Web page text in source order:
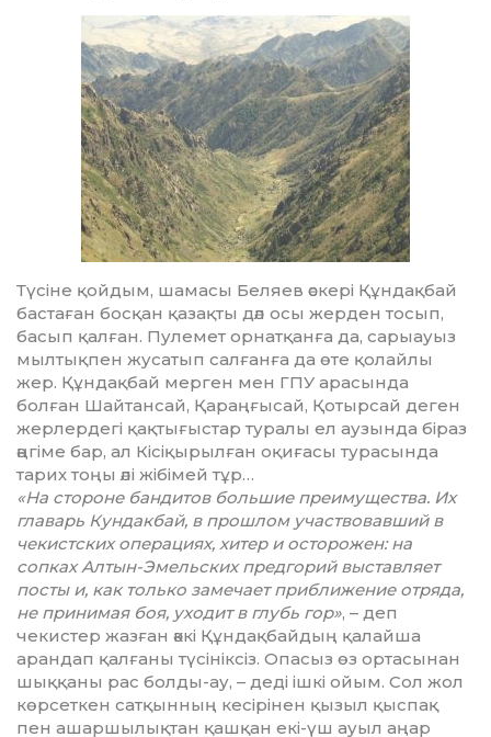
Түсіне қойдым, шамасы Беляев әскері Құндақбай
бастаған босқан қазақты дәл осы жерден тосып,
басып қалған. Пулемет орнатқанға да, сарыауыз
мылтықпен жусатып салғанға да өте қолайлы
жер. Құн­дақбай мерген мен ГПУ арасында
болған Шайтансай, Қараңғысай, Қотырсай деген
жерлердегі қақты­ғыстар туралы ел аузында біраз
әң­гіме бар, ал Кісіқырылған оқи­ғасы турасында
тарих тоңы әлі жібімей тұр…
«На стороне бандитов большие преимущества. Их
главарь Кундак­бай, в прошлом участвовавший в
чекистских операциях, хитер и осторожен: на
сопках Алтын-Эме­льс­ких предгорий выставляет
пос­ты и, как только замечает при­бли­жение отряда,
не принимая боя, уходит в глубь гор», – деп
чекистер жазған әккі Құндақбайдың қалай­ша
арандап қалғаны түсініксіз. Опа­сыз өз ортасынан
шыққаны рас болды-ау, – деді ішкі ойым. Сол жол
көрсеткен сатқынның кесі­рі­нен қызыл қыспақ
пен ашар­шы­лықтан қашқан екі-үш ауыл аңар